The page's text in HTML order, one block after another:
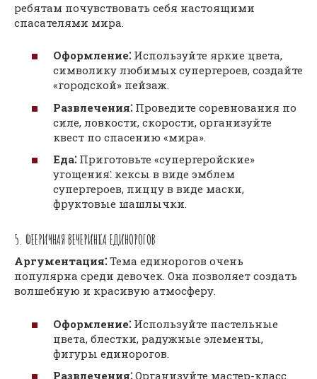
ребятам почувствовать себя настоящими
спасателями мира.
Оформление⁚ Используйте яркие цвета,
символику любимых супергероев, создайте
«городской» пейзаж.
Развлечения⁚ Проведите соревнования по
силе, ловкости, скорости, организуйте
квест по спасению «мира».
Еда⁚ Приготовьте «супергеройские»
угощения⁚ кексы в виде эмблем
супергероев, пиццу в виде маски,
фруктовые шашлычки.
5. ФЕЕРИЧНАЯ ВЕЧЕРИНКА ЕДИНОРОГОВ
Аргументация⁚ Тема единорогов очень
популярна среди девочек. Она позволяет создать
волшебную и красивую атмосферу.
Оформление⁚ Используйте пастельные
цвета, блестки, радужные элементы,
фигуры единорогов.
Развлечения⁚ Организуйте мастер-класс